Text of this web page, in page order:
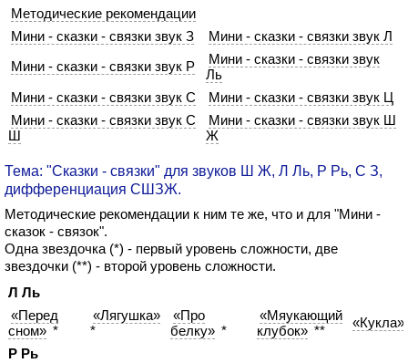
Методические рекомендации
Мини - сказки - связки звук З
Мини - сказки - связки звук Л
Мини - сказки - связки звук Р
Мини - сказки - связки звук
Ль
Мини - сказки - связки звук С
Мини - сказки - связки звук Ц
Мини - сказки - связки звук С
Ш
Мини - сказки - связки звук Ш
Ж
Тема: "Сказки - связки" для звуков Ш Ж, Л Ль, Р Рь, С З,
дифференциация СШЗЖ.
Методические рекомендации к ним те же, что и для "Мини -
сказок - связок".
Одна звездочка (*) - первый уровень сложности, две
звездочки (**) - второй уровень сложности.
Л Ль
«Перед
сном» *
«Лягушка»
*
«Про
белку» *
«Мяукающий
клубок» **
«Кукла»
Р Рь